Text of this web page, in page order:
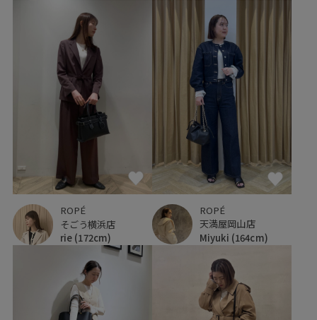
ROPÉ
そごう横浜店
rie (172cm)
ROPÉ
天満屋岡山店
Miyuki (164cm)